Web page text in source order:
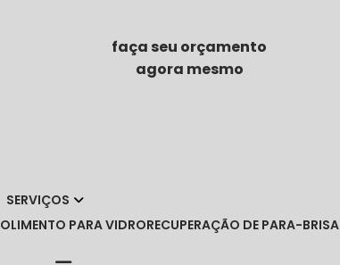
faça seu orçamento
agora mesmo
SERVIÇOS
POLIMENTO PARA VIDRO RECUPERAÇÃO DE PARA-BRISA